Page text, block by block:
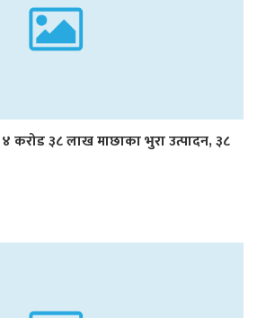
४ करोड ३८ लाख माछाका भुरा उत्पादन, ३८